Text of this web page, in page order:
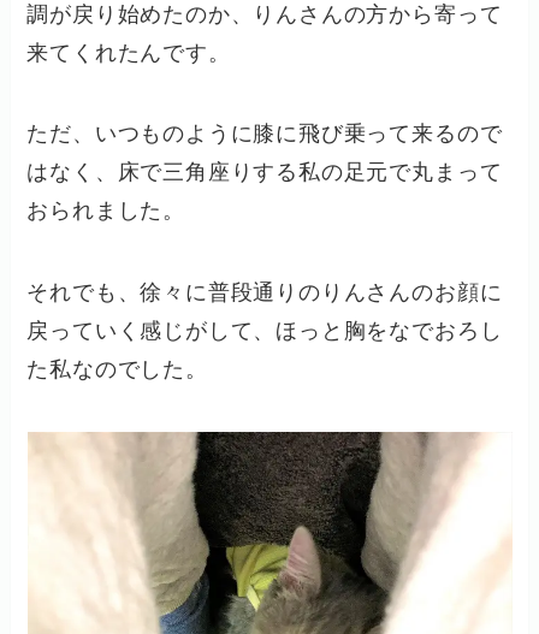
調が戻り始めたのか、りんさんの方から寄って
来てくれたんです。
ただ、いつものように膝に飛び乗って来るので
はなく、床で三角座りする私の足元で丸まって
おられました。
それでも、徐々に普段通りのりんさんのお顔に
戻っていく感じがして、ほっと胸をなでおろし
た私なのでした。